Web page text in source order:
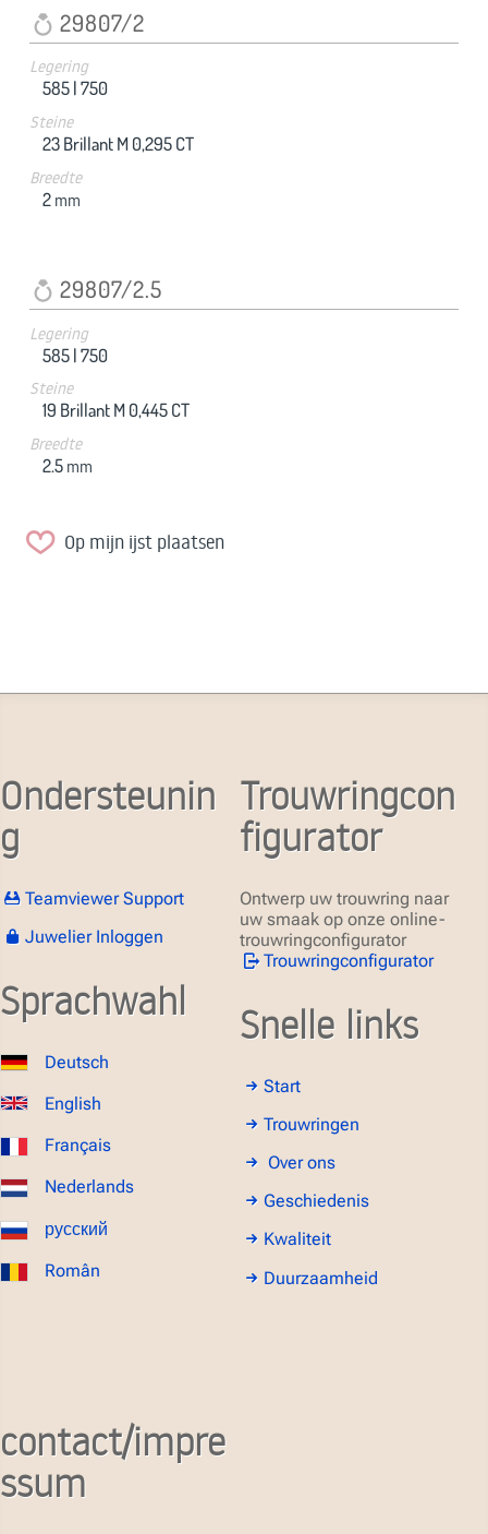
29807/2
Legering
585 |750
Steine
23 Brillant M 0,295 CT
Breedte
2 mm
29807/2.5
Legering
585 |750
Steine
19 Brillant M 0,445 CT
Breedte
2.5 mm
Op mijn ijst plaatsen
Ondersteunin
g
Teamviewer Support
Juwelier Inloggen
Sprachwahl
Deutsch
English
Français
Nederlands
русский
Român
Trouwringcon
figurator
Ontwerp uw trouwring naar
uw smaak op onze online-
trouwringconfigurator
Trouwringconfigurator
Snelle links
Start
Trouwringen
Over ons
Geschiedenis
Kwaliteit
Duurzaamheid
contact/impre
ssum